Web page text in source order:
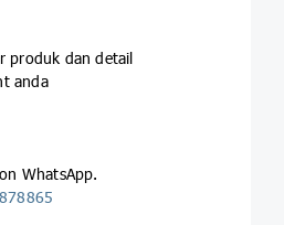
produk dan detail
anda
WhatsApp.